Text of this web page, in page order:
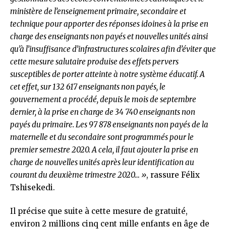
ministère de l’enseignement primaire, secondaire et
technique pour apporter des réponses idoines à la prise en
charge des enseignants non payés et nouvelles unités ainsi
qu’à l’insuffisance d’infrastructures scolaires afin d’éviter que
cette mesure salutaire produise des effets pervers
susceptibles de porter atteinte à notre système éducatif. A
cet effet, sur 132 617 enseignants non payés, le
gouvernement a procédé, depuis le mois de septembre
dernier, à la prise en charge de 34 740 enseignants non
payés du primaire. Les 97 878 enseignants non payés de la
maternelle et du secondaire sont programmés pour le
premier semestre 2020. A cela, il faut ajouter la prise en
charge de nouvelles unités après leur identification au
courant du deuxième trimestre 2020… », rassure Félix
Tshisekedi.
Il précise que suite à cette mesure de gratuité,
environ 2 millions cinq cent mille enfants en âge de